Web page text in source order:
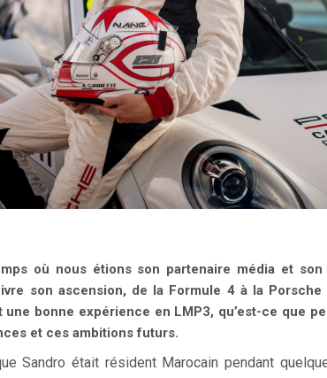
où nous étions son partenaire média et son
son ascension, de la Formule 4 à la
une bonne expérience en LMP3, qu’est-ce que
et ces ambitions futurs.
Sandro était résident Marocain pendant